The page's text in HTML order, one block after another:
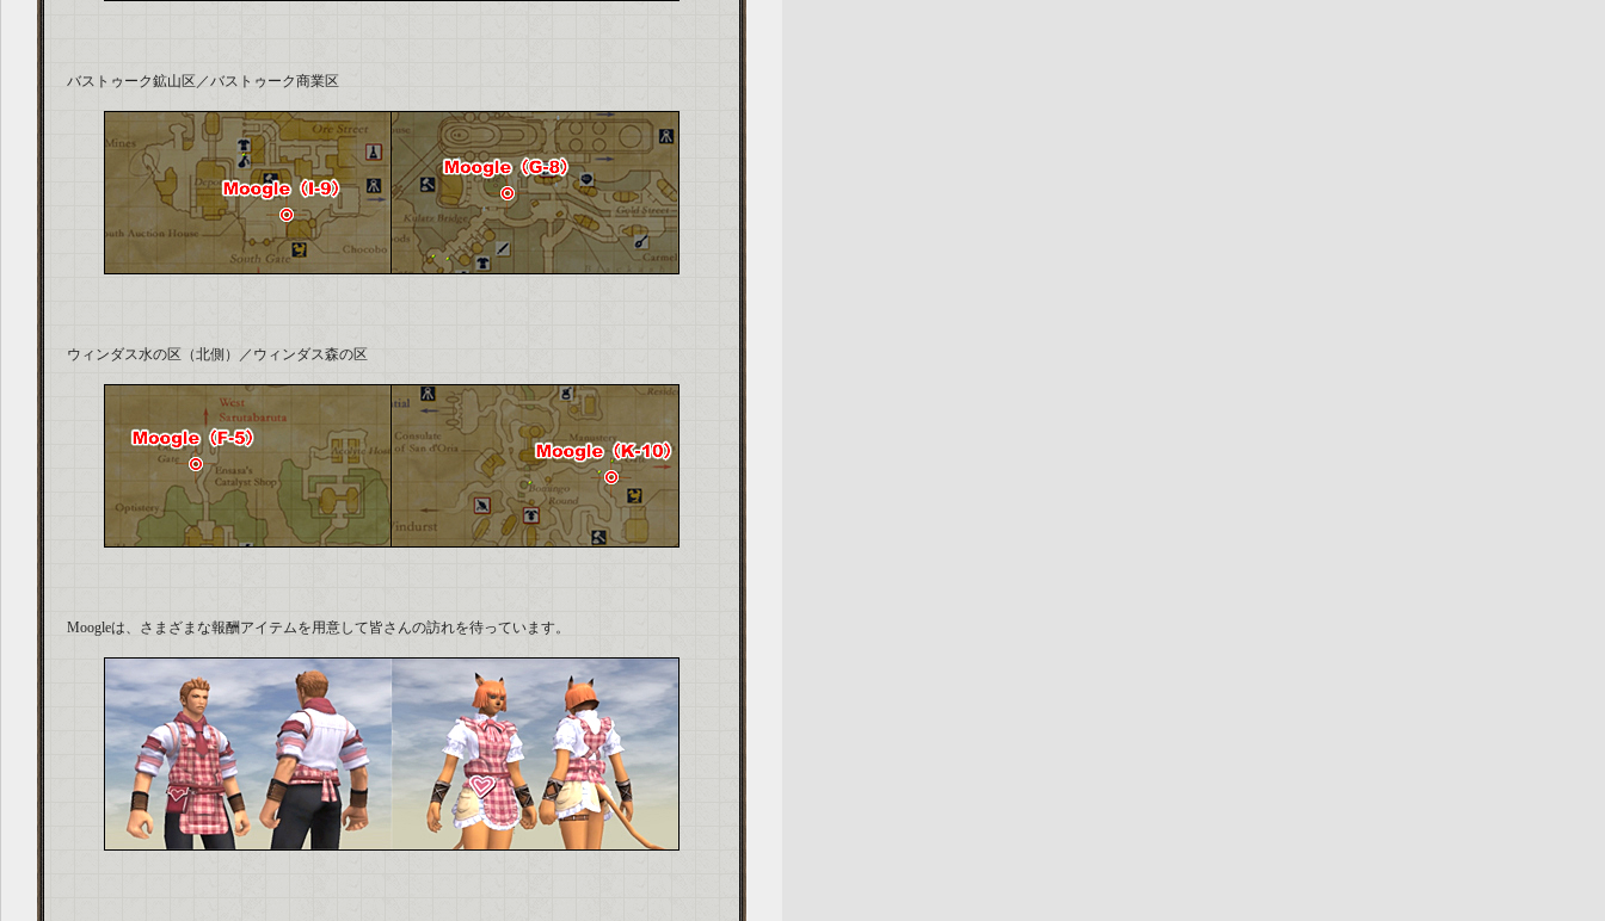
バストゥーク鉱山区／バストゥーク商業区
ウィンダス水の区（北側）／ウィンダス森の区
Moogleは、さまざまな報酬アイテムを用意して皆さんの訪れを待っています。